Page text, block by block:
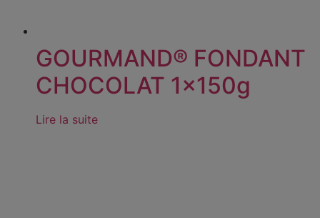
GOURMAND® FONDANT
CHOCOLAT 1x150g
Lire la suite